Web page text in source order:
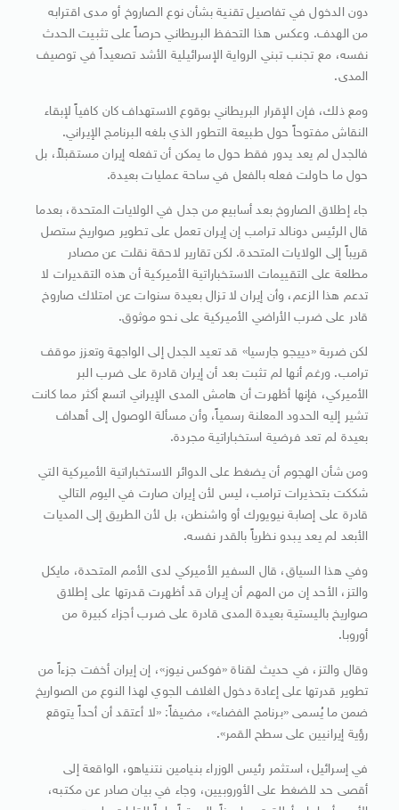
دون الدخول في تفاصيل تقنية بشأن نوع الصاروخ أو مدى اقترابه
من الهدف. وعكس هذا التحفظ البريطاني حرصاً على تثبيت الحدث
نفسه، مع تجنب تبني الرواية الإسرائيلية الأشد تصعيداً في توصيف
المدى.
ومع ذلك، فإن الإقرار البريطاني بوقوع الاستهداف كان كافياً لإبقاء
النقاش مفتوحاً حول طبيعة التطور الذي بلغه البرنامج الإيراني.
فالجدل لم يعد يدور فقط حول ما يمكن أن تفعله إيران مستقبلاً، بل
حول ما حاولت فعله بالفعل في ساحة عمليات بعيدة.
جاء إطلاق الصاروخ بعد أسابيع من جدل في الولايات المتحدة، بعدما
قال الرئيس دونالد ترامب إن إيران تعمل على تطوير صواريخ ستصل
قريباً إلى الولايات المتحدة. لكن تقارير لاحقة نقلت عن مصادر
مطلعة على التقييمات الاستخباراتية الأميركية أن هذه التقديرات لا
تدعم هذا الزعم، وأن إيران لا تزال بعيدة سنوات عن امتلاك صاروخ
قادر على ضرب الأراضي الأميركية على نحو موثوق.
لكن ضربة «دييجو جارسيا» قد تعيد الجدل إلى الواجهة وتعزز موقف
ترامب. ورغم أنها لم تثبت بعد أن إيران قادرة على ضرب البر
الأميركي، فإنها أظهرت أن هامش المدى الإيراني اتسع أكثر مما كانت
تشير إليه الحدود المعلنة رسمياً، وأن مسألة الوصول إلى أهداف
بعيدة لم تعد فرضية استخباراتية مجردة.
ومن شأن الهجوم أن يضغط على الدوائر الاستخباراتية الأميركية التي
شككت بتحذيرات ترامب، ليس لأن إيران صارت في اليوم التالي
قادرة على إصابة نيويورك أو واشنطن، بل لأن الطريق إلى المديات
الأبعد لم يعد يبدو نظرياً بالقدر نفسه.
وفي هذا السياق، قال السفير الأميركي لدى الأمم المتحدة، مايكل
والتز، الأحد إن من المهم أن إيران قد أظهرت قدرتها على إطلاق
صواريخ باليستية بعيدة المدى قادرة على ضرب أجزاء كبيرة من
أوروبا.
وقال والتز، في حديث لقناة «فوكس نيوز»، إن إيران أخفت جزءاً من
تطوير قدرتها على إعادة دخول الغلاف الجوي لهذا النوع من الصواريخ
ضمن ما يُسمى «برنامج الفضاء»، مضيفاً: «لا أعتقد أن أحداً يتوقع
رؤية إيرانيين على سطح القمر».
في إسرائيل، استثمر رئيس الوزراء بنيامين نتنياهو، الواقعة إلى
أقصى حد للضغط على الأوروبيين، وجاء في بيان صادر عن مكتبه،